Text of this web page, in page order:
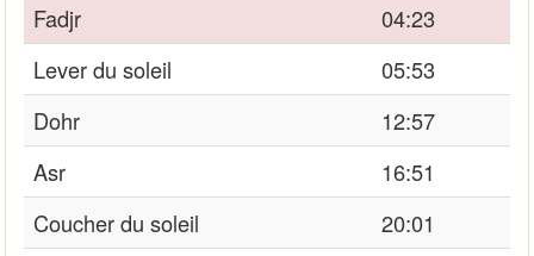
Fadjr
04:23
Lever du soleil
05:53
Dohr
12:57
Asr
16:51
Coucher du soleil
20:01